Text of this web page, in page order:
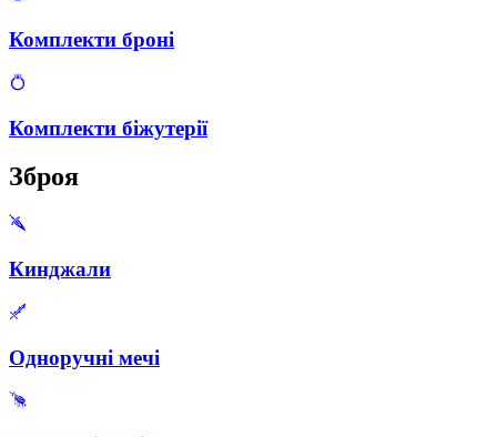
Комплекти броні
Комплекти біжутерії
Зброя
Кинджали
Одноручні мечі